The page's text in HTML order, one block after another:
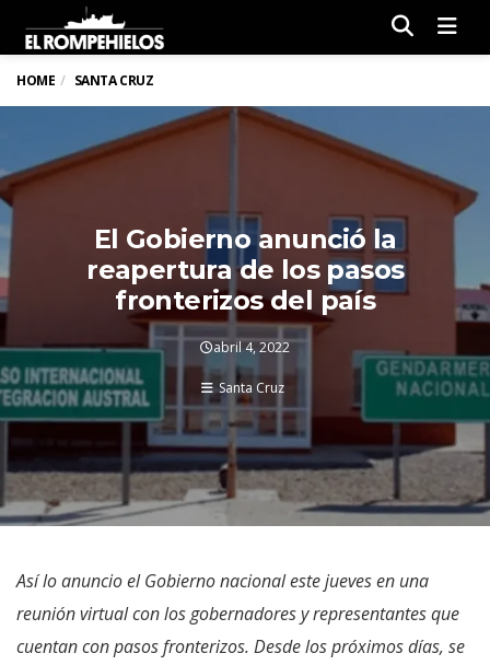
HOME SANTA CRUZ
El Gobierno anunció la
reapertura de los pasos
fronterizos del país
abril 4, 2022
Santa Cruz
Así lo anuncio el Gobierno nacional este jueves en una
reunión virtual con los gobernadores y representantes que
cuentan con pasos fronterizos. Desde los próximos días, se